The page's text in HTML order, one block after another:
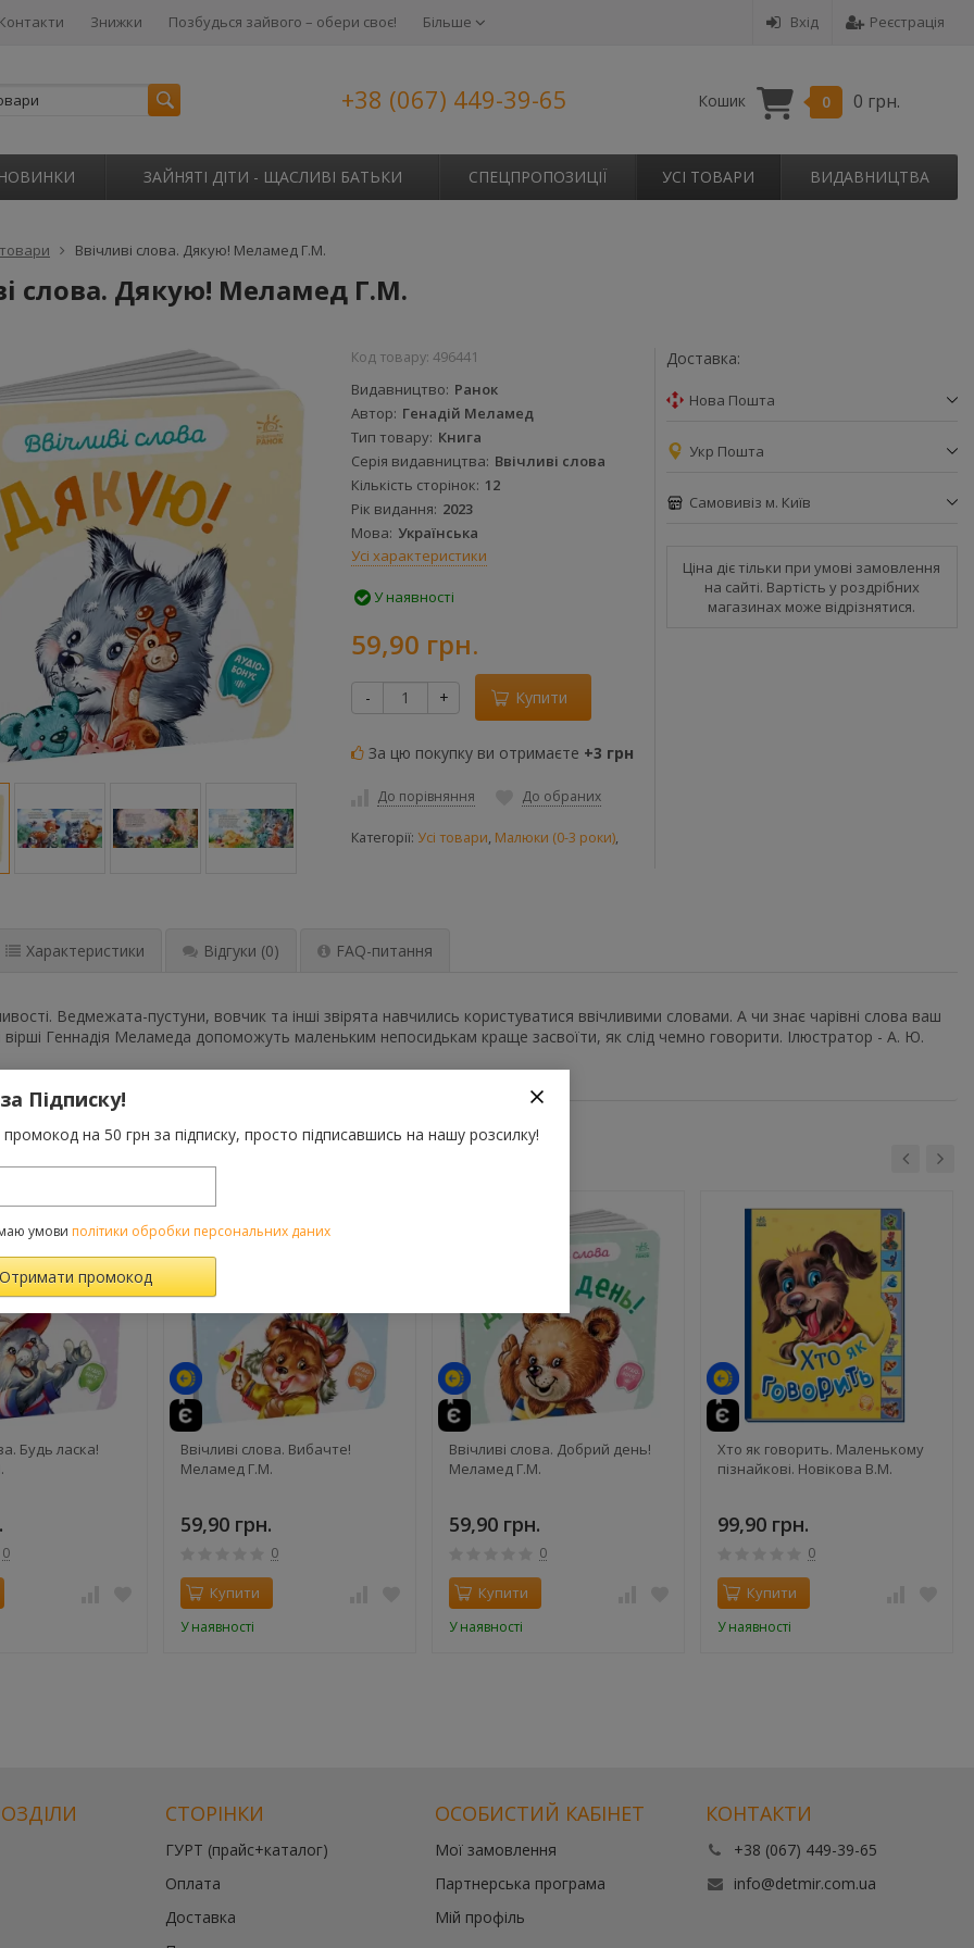
Вхід Реєстрація
Контакти Знижки Позбудься зайвого – обери своє! Більше
+38 (067) 449-39-65 Кошик 0 0 грн.
НОВИНКИ ЗАЙНЯТІ ДІТИ - ЩАСЛИВІ БАТЬКИ СПЕЦПРОПОЗИЦІЇ УСІ ТОВАРИ ВИДАВНИЦТВА
товари Ввічливі слова. Дякую! Меламед Г.М.
слова. Дякую! Меламед Г.М.
Код товару: 496441
Видавництво Ранок
Автор Генадій Меламед
Тип товару Книга
Серія видавництва Ввічливі слова
Кількість сторінок 12
Рік видання 2023
Мова Українська
Усі характеристики
У наявності
59,90 грн.
- + Купити
За цю покупку ви отримаєте +3 грн
До порівняння До обраних
Категорії: Усі товари, Малюки (0-3 роки),
Доставка:
Нова Пошта
Укр Пошта
Самовивіз м. Київ
Ціна діє тільки при умові замовлення
на сайті. Вартість у роздрібних
магазинах може відрізнятися.
Характеристики Відгуки (0) FAQ-питання
Ведмежата-пустуни, вовчик та інші звірята навчились користуватися ввічливими словами. А чи знає чарівні слова ваш
вірші Геннадія Меламеда допоможуть маленьким непосидькам краще засвоїти, як слід чемно говорити. Ілюстратор - А. Ю.
ТАКОЖ КУПУЮТЬ
Будь ласка!
0
Ввічливі слова. Вибачте!
Меламед Г.М.
59,90 грн.
0
Купити
У наявності
Ввічливі слова. Добрий день!
Меламед Г.М.
59,90 грн.
0
Купити
У наявності
Хто як говорить. Маленькому
пізнайкові. Новікова В.М.
99,90 грн.
0
Купити
У наявності
СТОРІНКИ
ГУРТ (прайс+каталог)
Оплата
Доставка
ОСОБИСТИЙ КАБІНЕТ
Мої замовлення
Партнерська програма
Мій профіль
КОНТАКТИ
+38 (067) 449-39-65
info@detmir.com.ua
Підписку!
на 50 грн за підписку, просто підписавшись на нашу розсилку!
умови політики обробки персональних даних